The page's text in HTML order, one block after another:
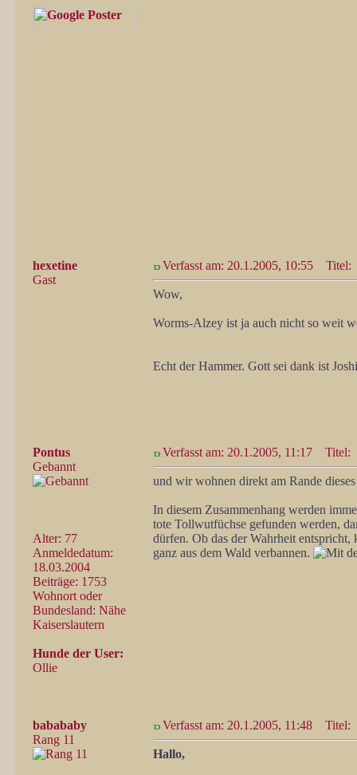
hexetine
Gast
Verfasst am: 20.1.2005, 10:55 Titel:
Wow,
Worms-Alzey ist ja auch nicht so weit
Echt der Hammer. Gott sei dank ist
Pontus
Gebannt
Alter: 77
Anmeldedatum:
18.03.2004
Beiträge: 1753
Wohnort oder
Bundesland: Nähe
Kaiserslautern
Hunde der User:
Ollie
Verfasst am: 20.1.2005, 11:17 Titel:
und wir wohnen direkt am Rande
In diesem Zusammenhang werden
tote Tollwutfüchse gefunden werden,
dürfen. Ob das der Wahrheit
ganz aus dem Wald verbannen.
babababy
Rang 11
Verfasst am: 20.1.2005, 11:48 Titel:
Hallo,